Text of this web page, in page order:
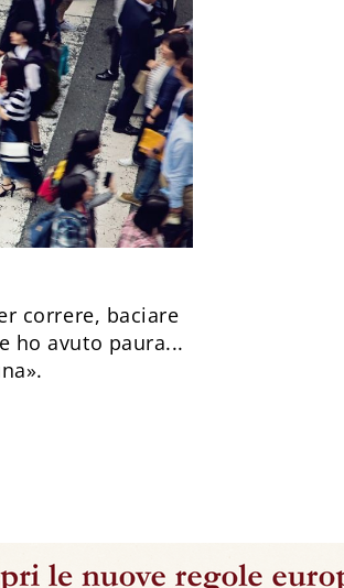
correre, baciare
ho avuto paura...